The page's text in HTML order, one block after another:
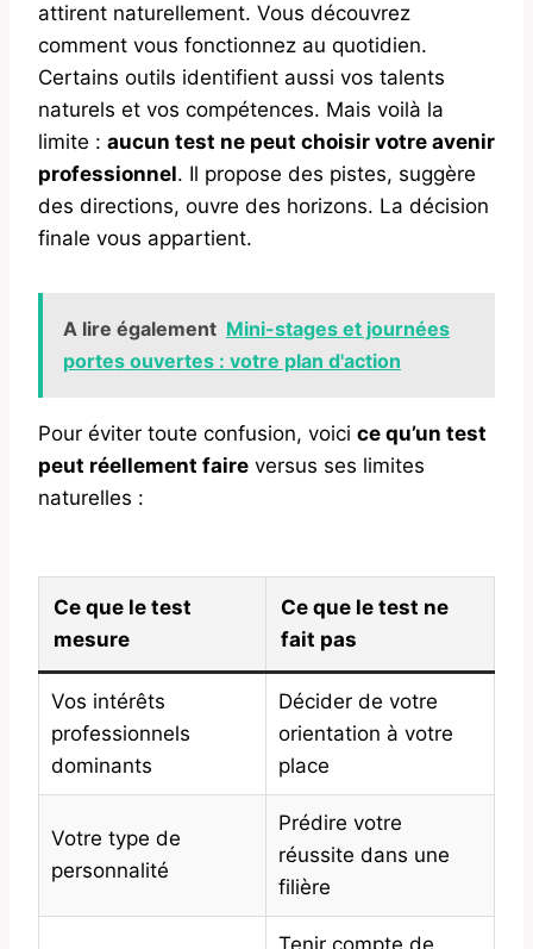
attirent naturellement. Vous découvrez
comment vous fonctionnez au quotidien.
Certains outils identifient aussi vos talents
naturels et vos compétences. Mais voilà la
limite : aucun test ne peut choisir votre avenir
professionnel. Il propose des pistes, suggère
des directions, ouvre des horizons. La décision
finale vous appartient.
A lire également Mini-stages et journées
portes ouvertes : votre plan d'action
Pour éviter toute confusion, voici ce qu’un test
peut réellement faire versus ses limites
naturelles :
Ce que le test
mesure
Ce que le test ne
fait pas
Vos intérêts
professionnels
dominants
Décider de votre
orientation à votre
place
Votre type de
personnalité
Prédire votre
réussite dans une
filière
Tenir compte de